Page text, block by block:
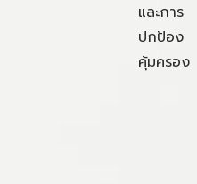
และการ
ปกป้อง
คุ้มครอง